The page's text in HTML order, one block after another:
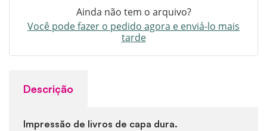
Ainda não tem o arquivo?
Você pode fazer o pedido agora e enviá-lo mais
tarde
Descrição
Impressão de livros de capa dura.